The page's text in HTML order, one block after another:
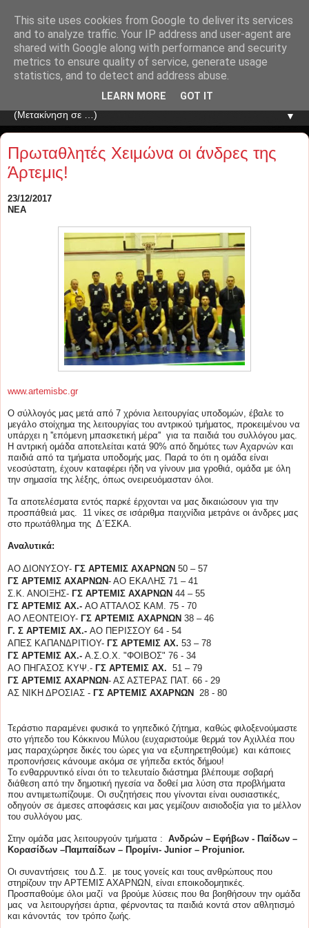
▼
Πρωταθλητές Χειμώνα οι άνδρες της
Άρτεμις!
23/12/2017
ΝΕΑ
www.artemisbc.gr
Ο σύλλογός μας μετά από 7 χρόνια λειτουργίας υποδομών, έβαλε το
μεγάλο στοίχημα της λειτουργίας του αντρικού τμήματος, προκειμένου να
υπάρχει η ''επόμενη μπασκετική μέρα'' για τα παιδιά του συλλόγου μας.
Η αντρική ομάδα αποτελείται κατά 90% από δημότες των Αχαρνών και
παιδιά από τα τμήματα υποδομής μας. Παρά το ότι η ομάδα είναι
νεοσύστατη, έχουν καταφέρει ήδη να γίνουν μια γροθιά, ομάδα με όλη
την σημασία της λέξης, όπως ονειρευόμασταν όλοι.
Τα αποτελέσματα εντός παρκέ έρχονται να μας δικαιώσουν για την
προσπάθειά μας. 11 νίκες σε ισάριθμα παιχνίδια μετράνε οι άνδρες μας
στο πρωτάθλημα της Δ΄ΕΣΚΑ.
Αναλυτικά:
ΑΟ ΔΙΟΝΥΣΟΥ- ΓΣ ΑΡΤΕΜΙΣ ΑΧΑΡΝΩΝ 50 – 57
ΓΣ ΑΡΤΕΜΙΣ ΑΧΑΡΝΩΝ- ΑΟ ΕΚΑΛΗΣ 71 – 41
Σ.Κ. ΑΝΟΙΞΗΣ- ΓΣ ΑΡΤΕΜΙΣ ΑΧΑΡΝΩΝ 44 – 55
ΓΣ ΑΡΤΕΜΙΣ ΑΧ.- ΑΟ ΑΤΤΑΛΟΣ ΚΑΜ. 75 - 70
ΑΟ ΛΕΟΝΤΕΙΟΥ- ΓΣ ΑΡΤΕΜΙΣ ΑΧΑΡΝΩΝ 38 – 46
Γ. Σ ΑΡΤΕΜΙΣ ΑΧ.- ΑΟ ΠΕΡΙΣΣΟΥ 64 - 54
ΑΠΕΣ ΚΑΠΑΝΔΡΙΤΙΟΥ- ΓΣ ΑΡΤΕΜΙΣ ΑΧ. 53 – 78
ΓΣ ΑΡΤΕΜΙΣ ΑΧ.- Α.Σ.Ο.Χ. "ΦΟΙΒΟΣ" 76 - 34
ΑΟ ΠΗΓΑΣΟΣ ΚΥΨ.- ΓΣ ΑΡΤΕΜΙΣ ΑΧ. 51 – 79
ΓΣ ΑΡΤΕΜΙΣ ΑΧΑΡΝΩΝ- ΑΣ ΑΣΤΕΡΑΣ ΠΑΤ. 66 - 29
ΑΣ ΝΙΚΗ ΔΡΟΣΙΑΣ - ΓΣ ΑΡΤΕΜΙΣ ΑΧΑΡΝΩΝ 28 - 80
Τεράστιο παραμένει φυσικά το γηπεδικό ζήτημα, καθώς φιλοξενούμαστε
στο γήπεδο του Κόκκινου Μύλου (ευχαριστούμε θερμά τον Αχιλλέα που
μας παραχώρησε δικές του ώρες για να εξυπηρετηθούμε) και κάποιες
προπονήσεις κάνουμε ακόμα σε γήπεδα εκτός δήμου!
Το ενθαρρυντικό είναι ότι το τελευταίο διάστημα βλέπουμε σοβαρή
διάθεση από την δημοτική ηγεσία να δοθεί μια λύση στα προβλήματα
που αντιμετωπίζουμε. Οι συζητήσεις που γίνονται είναι ουσιαστικές,
οδηγούν σε άμεσες αποφάσεις και μας γεμίζουν αισιοδοξία για το μέλλον
του συλλόγου μας.
Στην ομάδα μας λειτουργούν τμήματα : Ανδρών – Εφήβων - Παίδων –
Κορασίδων –Παμπαίδων – Προμίνι- Junior – Projunior.
Οι συναντήσεις του Δ.Σ. με τους γονείς και τους ανθρώπους που
στηρίζουν την ΑΡΤΕΜΙΣ ΑΧΑΡΝΩΝ, είναι εποικοδομητικές.
Προσπαθούμε όλοι μαζί να βρούμε λύσεις που θα βοηθήσουν την ομάδα
μας να λειτουργήσει άρτια, φέρνοντας τα παιδιά κοντά στον αθλητισμό
και κάνοντάς τον τρόπο ζωής.
This site uses cookies from Google to deliver its services
and to analyze traffic. Your IP address and user-agent are
shared with Google along with performance and security
metrics to ensure quality of service, generate usage
statistics, and to detect and address abuse.
LEARN MORE GOT IT